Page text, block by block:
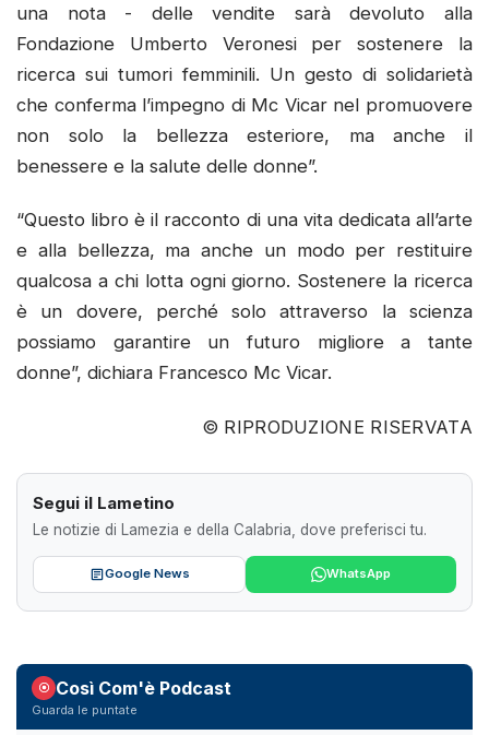
una nota - delle vendite sarà devoluto alla
Fondazione Umberto Veronesi per sostenere la
ricerca sui tumori femminili. Un gesto di solidarietà
che conferma l’impegno di Mc Vicar nel promuovere
non solo la bellezza esteriore, ma anche il
benessere e la salute delle donne”.
“Questo libro è il racconto di una vita dedicata all’arte
e alla bellezza, ma anche un modo per restituire
qualcosa a chi lotta ogni giorno. Sostenere la ricerca
è un dovere, perché solo attraverso la scienza
possiamo garantire un futuro migliore a tante
donne”, dichiara Francesco Mc Vicar.
© RIPRODUZIONE RISERVATA
Segui il Lametino
Le notizie di Lamezia e della Calabria, dove preferisci tu.
Google News WhatsApp
Così Com'è Podcast
Guarda le puntate